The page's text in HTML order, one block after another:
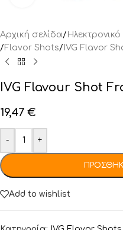
Αρχική σελίδα/
/Flavor Shots/ IVG Flavor
IVG Flavour Shot
19,47 €
- +
Add to wishlist